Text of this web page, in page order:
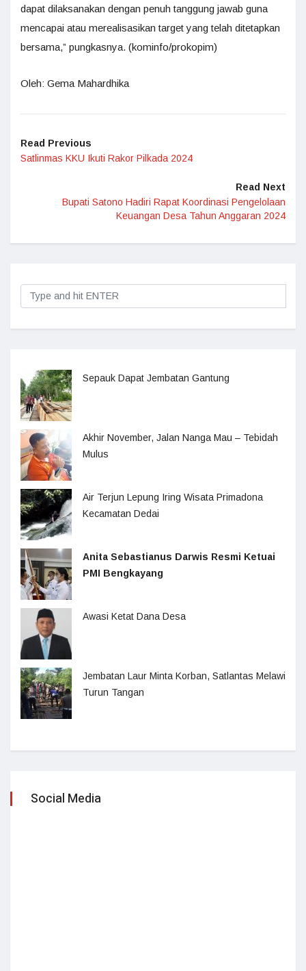
dapat dilaksanakan dengan penuh tanggung jawab guna
mencapai atau merealisasikan target yang telah ditetapkan
bersama,” pungkasnya. (kominfo/prokopim)
Oleh: Gema Mahardhika
Read Previous
Satlinmas KKU Ikuti Rakor Pilkada 2024
Read Next
Bupati Satono Hadiri Rapat Koordinasi Pengelolaan
Keuangan Desa Tahun Anggaran 2024
Sepauk Dapat Jembatan Gantung
Akhir November, Jalan Nanga Mau – Tebidah
Mulus
Air Terjun Lepung Iring Wisata Primadona
Kecamatan Dedai
Anita Sebastianus Darwis Resmi Ketuai
PMI Bengkayang
Awasi Ketat Dana Desa
Jembatan Laur Minta Korban, Satlantas Melawi
Turun Tangan
Social Media